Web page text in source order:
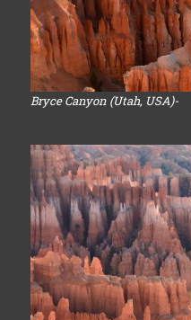
Bryce Canyon (Utah, USA)-